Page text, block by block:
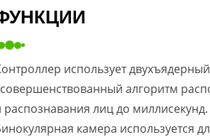
использует
алгоритм
распознавания лиц до миллисекунд.
камера используется